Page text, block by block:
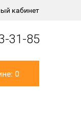
кабинет
31-85
0